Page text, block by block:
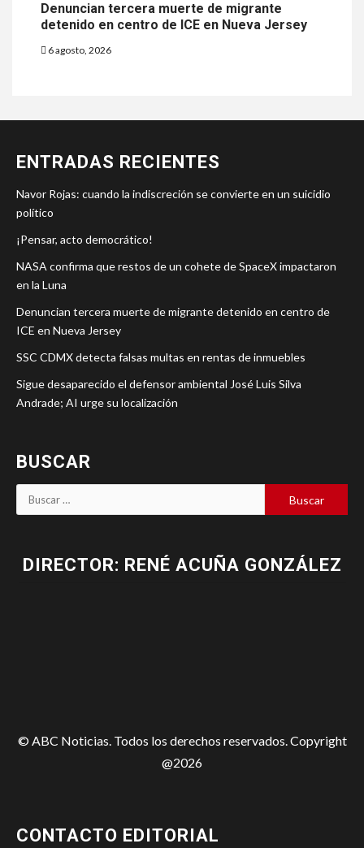
Denuncian tercera muerte de migrante
detenido en centro de ICE en Nueva Jersey
6 agosto, 2026
ENTRADAS RECIENTES
Navor Rojas: cuando la indiscreción se convierte en un suicidio
político
¡Pensar, acto democrático!
NASA confirma que restos de un cohete de SpaceX impactaron
en la Luna
Denuncian tercera muerte de migrante detenido en centro de
ICE en Nueva Jersey
SSC CDMX detecta falsas multas en rentas de inmuebles
Sigue desaparecido el defensor ambiental José Luis Silva
Andrade; AI urge su localización
BUSCAR
DIRECTOR: RENÉ ACUÑA GONZÁLEZ
© ABC Noticias. Todos los derechos reservados. Copyright
@2026
CONTACTO EDITORIAL